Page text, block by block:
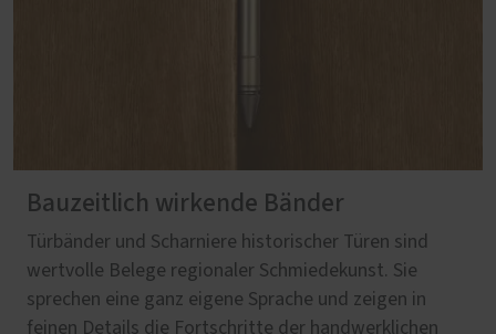
Bauzeitlich wirkende Bänder
Türbänder und Scharniere historischer Türen sind
wertvolle Belege regionaler Schmiedekunst. Sie
sprechen eine ganz eigene Sprache und zeigen in
feinen Details die Fortschritte der handwerklichen